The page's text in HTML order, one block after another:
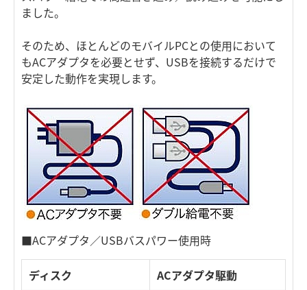
ました。
そのため、ほとんどのモバイルPCとの使用において
もACアダプタを必要とせず、USBを接続するだけで
安定した動作を実現します。
■ACアダプタ／USBバスパワー使用時
ディスク
ACアダプタ駆動